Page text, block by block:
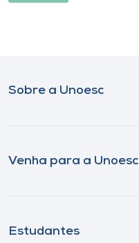
Sobre a Unoesc
Venha para a Unoesc
Estudantes